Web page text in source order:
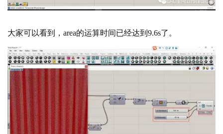
大家可以看到， area的运算时间已经达到9.6s了。